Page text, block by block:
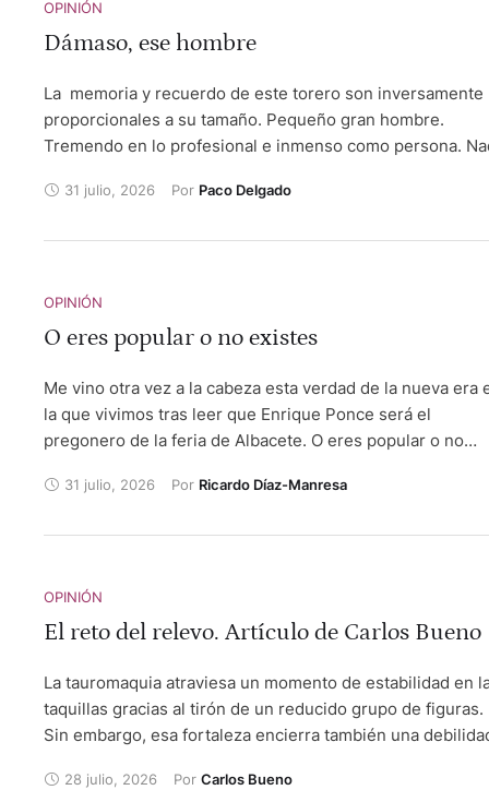
OPINIÓN
Dámaso, ese hombre
La memoria y recuerdo de este torero son inversamente
proporcionales a su tamaño. Pequeño gran hombre.
Tremendo en lo profesional e inmenso como persona.
alguno o hacerle el más leve reproche. Si hay que buscar
31 julio, 2026 Por Paco Delgado
OPINIÓN
O eres popular o no existes
Me vino otra vez a la cabeza esta verdad de la nueva era
la que vivimos tras leer que Enrique Ponce será el
pregonero de la feria de Albacete. O eres popular o no
fama en mayor o menor grado, popular porque sales en
y todos los demás, aunque tengan muchísimos más
en la misma profesión, oficio o actividad, no.
31 julio, 2026 Por Ricardo Díaz-Manresa
OPINIÓN
El reto del relevo. Artículo de Carlos Bueno
La tauromaquia atraviesa un momento de estabilidad en
taquillas gracias al tirón de un reducido grupo de figuras.
Sin embargo, esa fortaleza encierra también una
capaces de ilusionar al público y garantizar el éxito
28 julio, 2026 Por Carlos Bueno